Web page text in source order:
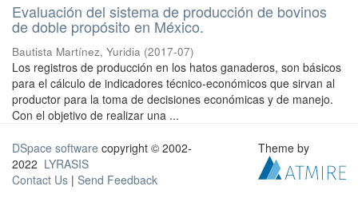
Evaluación del sistema de producción de bovinos
de doble propósito en México.
Bautista Martínez, Yuridia (2017-07)
Los registros de producción en los hatos ganaderos, son básicos
para el cálculo de indicadores técnico-económicos que sirvan al
productor para la toma de decisiones económicas y de manejo.
Con el objetivo de realizar una ...
DSpace software copyright © 2002-
2022 LYRASIS
Contact Us | Send Feedback
Theme by